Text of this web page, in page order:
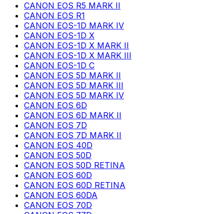
CANON EOS R5 MARK II
CANON EOS R1
CANON EOS-1D MARK IV
CANON EOS-1D X
CANON EOS-1D X MARK II
CANON EOS-1D X MARK III
CANON EOS-1D C
CANON EOS 5D MARK II
CANON EOS 5D MARK III
CANON EOS 5D MARK IV
CANON EOS 6D
CANON EOS 6D MARK II
CANON EOS 7D
CANON EOS 7D MARK II
CANON EOS 40D
CANON EOS 50D
CANON EOS 50D RETINA
CANON EOS 60D
CANON EOS 60D RETINA
CANON EOS 60DA
CANON EOS 70D